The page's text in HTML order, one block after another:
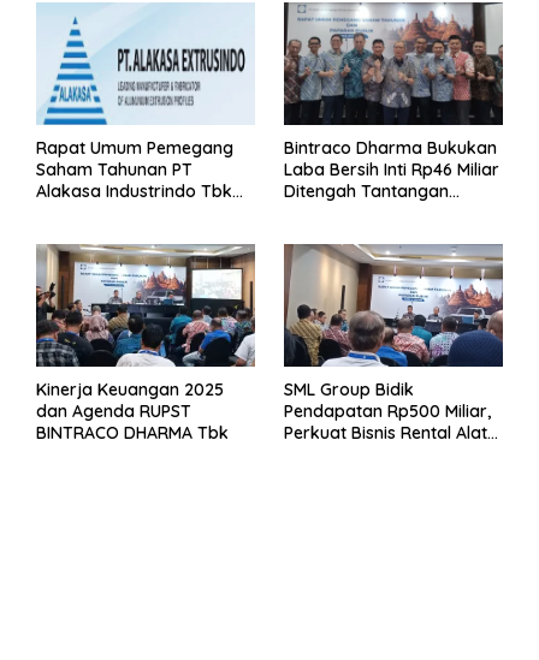
Rapat Umum Pemegang
Saham Tahunan PT
Alakasa Industrindo Tbk
Bintraco Dharma Bukukan
Laba Bersih Inti Rp46 Miliar
Ditengah Tantangan
Kinerja Keuangan 2025
dan Agenda RUPST
BINTRACO DHARMA Tbk
SML Group Bidik
Pendapatan Rp500 Miliar,
Perkuat Bisnis Rental Alat